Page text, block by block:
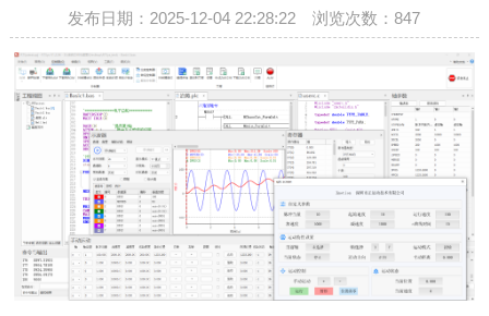
发布日期：2025-12-04 22:28:22 浏览次数：847